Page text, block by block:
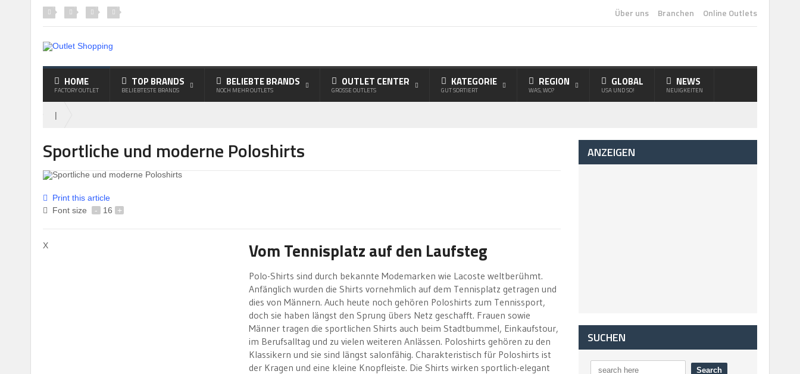
Über uns Branchen Online Outlets
HOME
FACTORY OUTLET
TOP BRANDS
BELIEBTESTE BRANDS
BELIEBTE BRANDS
NOCH MEHR OUTLETS
OUTLET CENTER
GROSSE OUTLETS
KATEGORIE
GUT SORTIERT
REGION
WAS, WO?
GLOBAL
USA UND SO!
NEWS
NEUIGKEITEN
|
Sportliche und moderne Poloshirts
Print this article
Font size
- 16 +
X Vom Tennisplatz auf den Laufsteg
Polo-Shirts sind durch bekannte Modemarken wie Lacoste weltberühmt.
Anfänglich wurden die Shirts vornehmlich auf dem Tennisplatz getragen und
dies von Männern. Auch heute noch gehören Poloshirts zum Tennissport,
doch sie haben längst den Sprung übers Netz geschafft. Frauen sowie
Männer tragen die sportlichen Shirts auch beim Stadtbummel, Einkaufstour,
im Berufsalltag und zu vielen weiteren Anlässen. Poloshirts gehören zu den
Klassikern und sie sind längst salonfähig. Charakteristisch für Poloshirts ist
der Kragen und eine kleine Knopfleiste. Die Shirts wirken sportlich-elegant
ANZEIGEN
SUCHEN